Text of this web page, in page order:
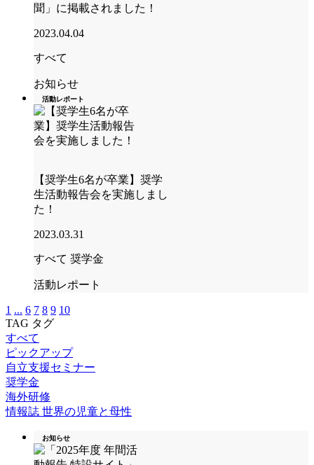
聞」に掲載されました！
2023.04.04
すべて
お知らせ
活動レポート
【奨学生6名が卒業】奨学
生活動報告会を実施しまし
た！
2023.03.31
すべて 奨学金
活動レポート
1 ... 6 7 8 9 10
TAG タグ
すべて
ピックアップ
自立支援セミナー
奨学金
海外研修
情報誌 世界の児童と母性
お知らせ